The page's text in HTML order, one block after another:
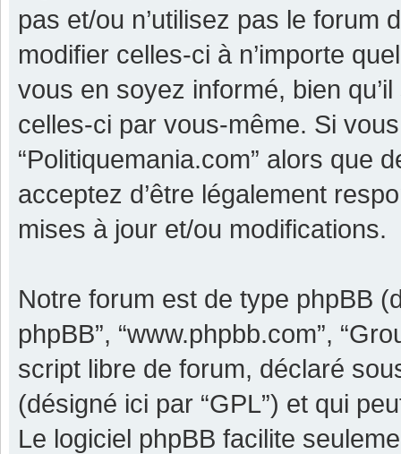
pas et/ou n’utilisez pas le forum
modifier celles-ci à n’importe
vous en soyez informé, bien
celles-ci par vous-même. Si
“Politiquemania.com” alors que
acceptez d’être légalement
mises à jour et/ou modifications.
Notre forum est de type phpBB
phpBB”, “www.phpbb.com”,
script libre de forum, déclaré
(désigné ici par “GPL”) et qui
Le logiciel phpBB facilite